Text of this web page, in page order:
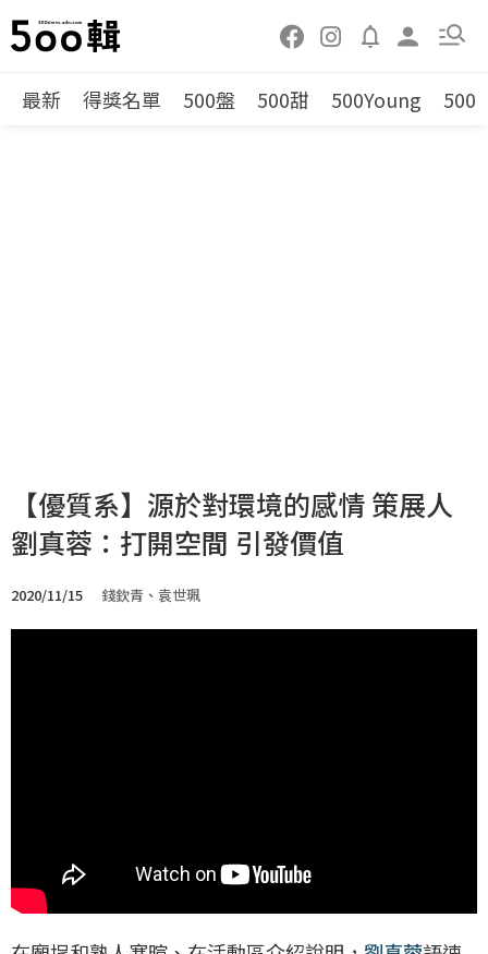
最新 得獎名單 500盤 500甜 500Young 500
【優質系】源於對環境的感情 策展人
劉真蓉：打開空間 引發價值
2020/11/15 錢欽青、袁世珮